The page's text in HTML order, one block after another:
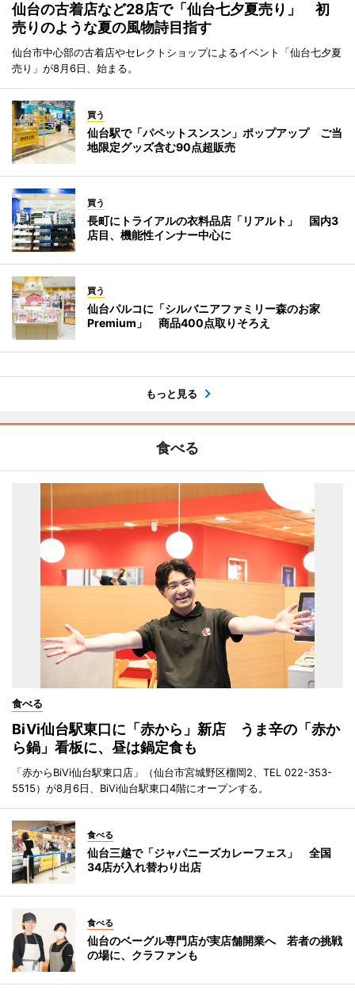
仙台の古着店など28店で「仙台七夕夏売り」 初
売りのような夏の風物詩目指す
仙台市中心部の古着店やセレクトショップによるイベント「仙台七夕夏
売り」が8月6日、始まる。
買う
仙台駅で「パペットスンスン」ポップアップ ご当
地限定グッズ含む90点超販売
買う
長町にトライアルの衣料品店「リアルト」 国内3
店目、機能性インナー中心に
買う
仙台パルコに「シルバニアファミリー森のお家
Premium」 商品400点取りそろえ
もっと見る
食べる
食べる
BiVi仙台駅東口に「赤から」新店 うま辛の「赤か
ら鍋」看板に、昼は鍋定食も
「赤からBiVi仙台駅東口店」（仙台市宮城野区榴岡2、TEL 022-353-
5515）が8月6日、BiVi仙台駅東口4階にオープンする。
食べる
仙台三越で「ジャパニーズカレーフェス」 全国
34店が入れ替わり出店
食べる
仙台のベーグル専門店が実店舗開業へ 若者の挑戦
の場に、クラファンも